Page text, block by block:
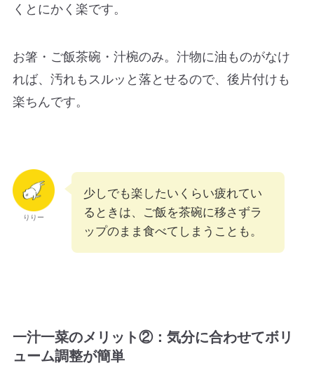
くとにかく楽です。
お箸・ご飯茶碗・汁椀のみ。汁物に油ものがなけ
れば、汚れもスルッと落とせるので、後片付けも
楽ちんです。
りりー
少しでも楽したいくらい疲れてい
るときは、ご飯を茶碗に移さずラ
ップのまま食べてしまうことも。
一汁一菜のメリット②：気分に合わせてボリ
ューム調整が簡単